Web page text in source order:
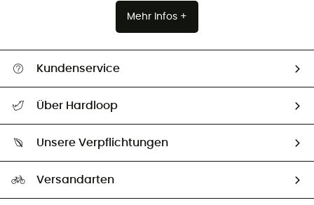
Mehr Infos +
Kundenservice
Größentabelle
Vertrag widerrufen
Über Hardloop
Unsere Botschafter
Unsere Verpflichtungen
Versandarten